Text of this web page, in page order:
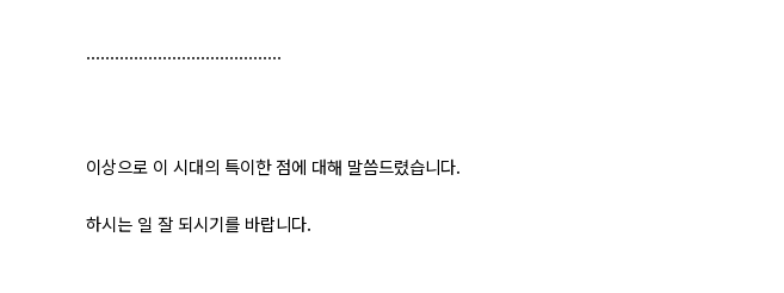
.........................................
이상으로 이 시대의 특이한 점에 대해 말씀드렸습니다.
하시는 일 잘 되시기를 바랍니다.